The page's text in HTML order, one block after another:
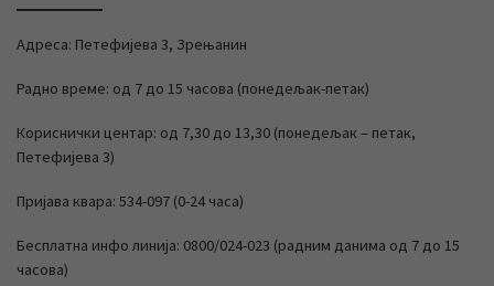
Адреса: Петефијева 3, Зрењанин
Радно време: од 7 до 15 часова (понедељак-петак)
Кориснички центар: од 7,30 до 13,30 (понедељак – петак,
Петефијева 3)
Пријава квара: 534-097 (0-24 часа)
Бесплатна инфо линија: 0800/024-023 (радним данима од 7 до 15
часова)